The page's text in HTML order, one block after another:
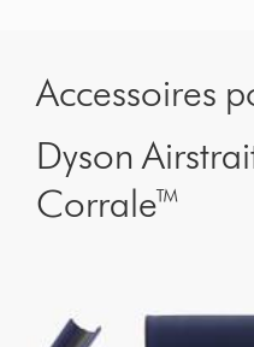
Accessoires
Dyson
Corrale™